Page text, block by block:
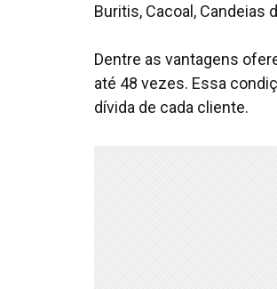
Buritis, Cacoal, Candeias
Dentre as vantagens
até 48 vezes. Essa
dívida de cada cliente.